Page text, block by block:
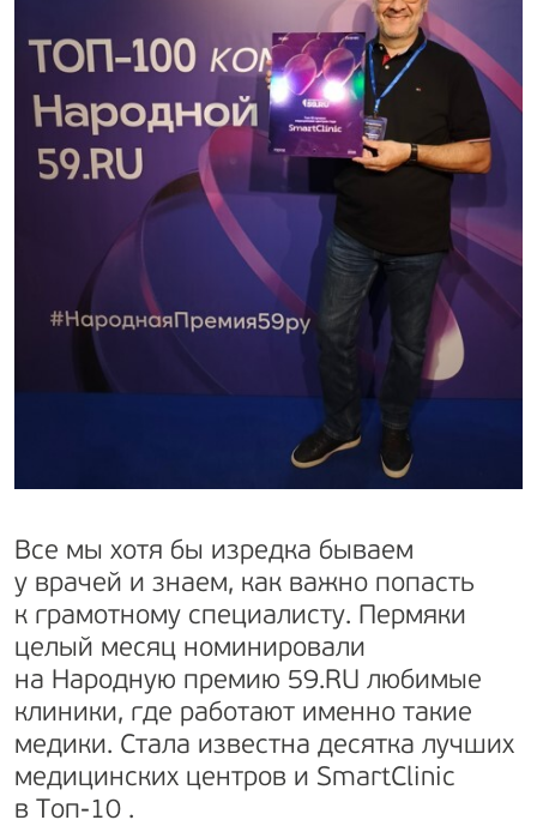
Все мы хотя бы изредка бываем
у врачей и знаем, как важно попасть
к грамотному специалисту. Пермяки
целый месяц номинировали
на Народную премию 59.RU любимые
клиники, где работают именно такие
медики. Стала известна десятка лучших
медицинских центров и SmartClinic
в Топ-10 .